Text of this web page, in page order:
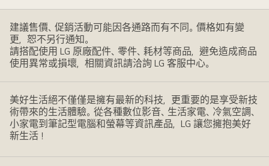
建議售價、促銷活動可能因各通路而有不同。價格如有變
更，恕不另行通知。
請搭配使用 LG 原廠配件、零件、耗材等商品，避免造成商品
使用異常或損壞，相關資訊請洽詢 LG 客服中心。
美好生活絕不僅僅是擁有最新的科技，更重要的是享受新技
術帶來的生活體驗。從各種數位影音、生活家電、冷氣空調、
小家電到筆記型電腦和螢幕等資訊產品，LG 讓您擁抱美好
新生活！